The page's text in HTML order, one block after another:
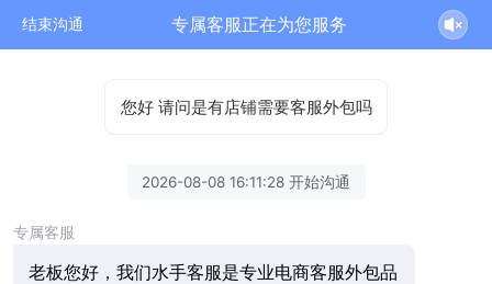
结束沟通 专属客服正在为您服务
您好 请问是有店铺需要客服外包吗
2026-08-08 16:11:28 开始沟通
专属客服
老板您好，我们水手客服是专业电商客服外包品